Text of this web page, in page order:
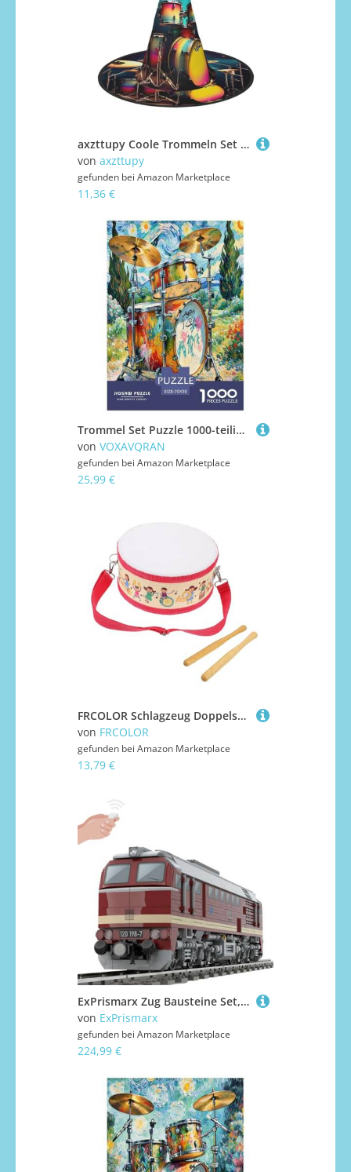
axzttupy Coole Trommeln Set Druck Halloween Hexenhut Unisex Karneval Kostüm Zubehör Partys Cosplay und Festlich
von axzttupy
gefunden bei Amazon Marketplace
11,36 €
Trommel Set Puzzle 1000-teilige Schwer Puzzle Spielzeug Pädagogisches Spiel Impossible Herausforderungsspielzeug Für Erwachsene Kinder 70x50cm/1000pcs
von VOXAVQRAN
gefunden bei Amazon Marketplace
25,99 €
FRCOLOR Schlagzeug Doppelseitige Trommel Bunte Lerninstrumente für Musikförderung Geeignet für Jungen und Mädchen zur Frühkindlichen Entwicklung
von FRCOLOR
gefunden bei Amazon Marketplace
13,79 €
ExPrismarx Zug Bausteine Set, 1641 Teile BR120 Taiga Trommel DIY Klemmbausteine Bausatz mit Geschwindigkeitsregelung, Geschenke Ausstellungsstück für Jungen & Erwachsene (Dynamische Version)
von ExPrismarx
gefunden bei Amazon Marketplace
224,99 €